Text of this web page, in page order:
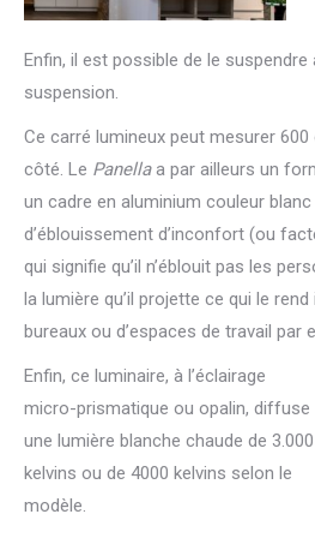
Enfin, il est possible de le suspendre
suspension.
Ce carré lumineux peut mesurer
côté. Le Panellaa par ailleurs un
un cadre en aluminium couleur
d’éblouissement d’inconfort (ou
qui signifie qu’il n’éblouit pas les
la lumière qu’il projette ce qui le rend
bureaux ou d’espaces de travail par
Enfin, ce luminaire, à l’éclairage
micro-prismatique ou opalin, diffuse
une lumière blanche chaude de 3.000
kelvins ou de 4000 kelvins selon le
modèle.